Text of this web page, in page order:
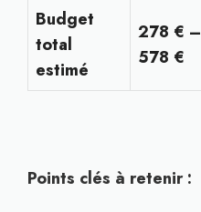
Budget
total
estimé
278 € –
578 €
Points clés à retenir :